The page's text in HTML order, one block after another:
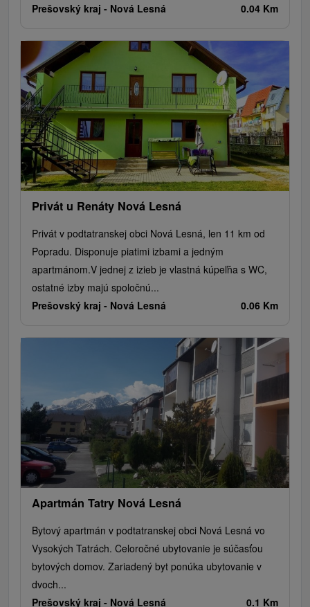
Prešovský kraj - Nová Lesná 0.04 Km
Privát u Renáty Nová Lesná
Privát v podtatranskej obci Nová Lesná, len 11 km od
Popradu. Disponuje piatimi izbami a jedným
apartmánom.V jednej z izieb je vlastná kúpeľňa s WC,
ostatné izby majú spoločnú...
Prešovský kraj - Nová Lesná 0.06 Km
Apartmán Tatry Nová Lesná
Bytový apartmán v podtatranskej obci Nová Lesná vo
Vysokých Tatrách. Celoročné ubytovanie je súčasťou
bytových domov. Zariadený byt ponúka ubytovanie v
dvoch...
Prešovský kraj - Nová Lesná 0.1 Km